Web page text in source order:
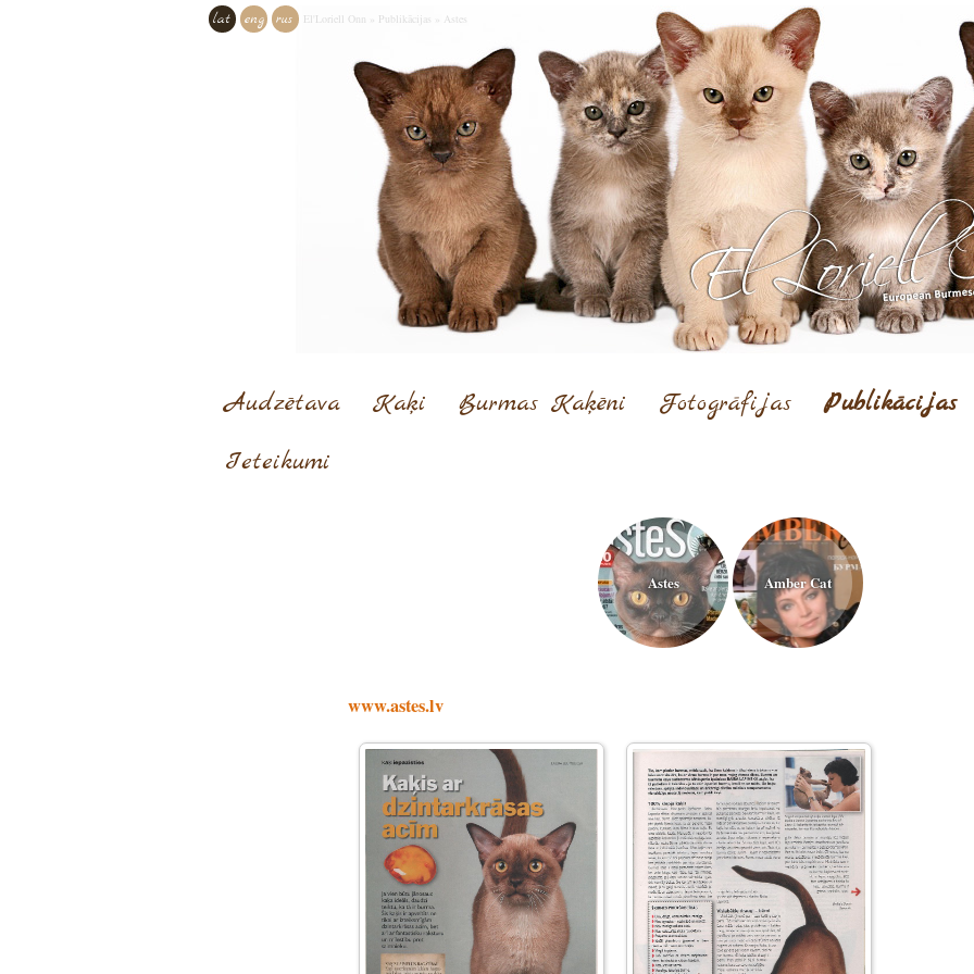
lat eng rus El'Loriell Onn Publikācijas Astes
Audzētava Kaķi Burmas Kaķēni Fotogrāfijas Publikācijas
Ieteikumi
Astes Amber Cat
www.astes.lv